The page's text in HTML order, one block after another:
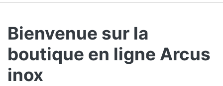
Bienvenue sur la
boutique en ligne Arcus
inox